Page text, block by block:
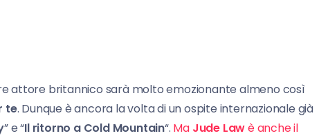
attore britannico sarà molto emozionante almeno così
te. Dunque è ancora la volta di un ospite internazionale già
” e “Il ritorno a Cold Mountain“. Ma Jude Lawè anche il